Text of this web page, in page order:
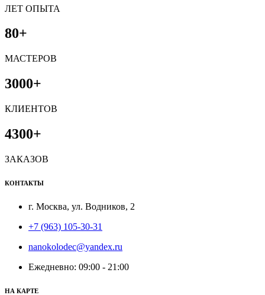
ЛЕТ ОПЫТА
80+
МАСТЕРОВ
3000+
КЛИЕНТОВ
4300+
ЗАКАЗОВ
КОНТАКТЫ
г. Москва, ул. Водников, 2
+7 (963) 105-30-31
nanokolodec@yandex.ru
Ежедневно: 09:00 - 21:00
НА КАРТЕ